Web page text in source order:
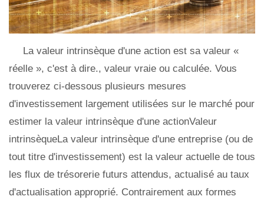
La valeur intrinsèque d'une action est sa valeur «
réelle », c'est à dire., valeur vraie ou calculée. Vous
trouverez ci-dessous plusieurs mesures
d'investissement largement utilisées sur le marché pour
estimer la valeur intrinsèque d'une actionValeur
intrinsèqueLa valeur intrinsèque d'une entreprise (ou de
tout titre d'investissement) est la valeur actuelle de tous
les flux de trésorerie futurs attendus, actualisé au taux
d'actualisation approprié. Contrairement aux formes